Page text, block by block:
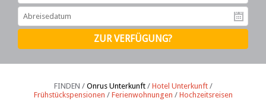
FINDEN / Onrus Unterkunft/ Hotel Unterkunft/
Frühstückspensionen / Ferienwohnungen / Hochzeitsreisen